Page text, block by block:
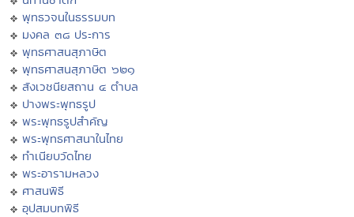
พุทธวจนในธรรมบท
มงคล ๓๘ ประการ
พุทธศาสนสุภาษิต
พุทธศาสนสุภาษิต ๖๒๑
สังเวชนียสถาน ๔ ตำบล
ปางพระพุทธรูป
พระพุทธรูปสำคัญ
พระพุทธศาสนาในไทย
ทำเนียบวัดไทย
พระอารามหลวง
ศาสนพิธี
อุปสมบทพิธี